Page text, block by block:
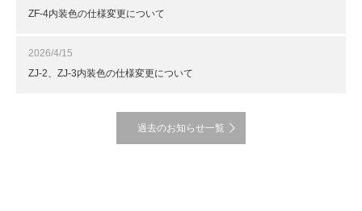
ZF-4内装色の仕様変更について
2026/4/15
ZJ-2、ZJ-3内装色の仕様変更について
過去のお知らせ一覧